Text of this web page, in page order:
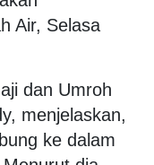
Air, Selasa
dan Umroh
menjelaskan,
ke dalam